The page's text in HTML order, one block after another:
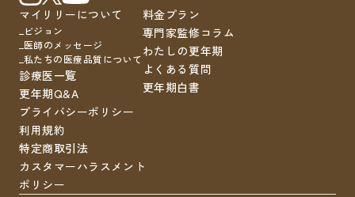
マイリリーについて
ビジョン
医師のメッセージ
私たちの医療品質について
診療医一覧
更年期Q&A
料金プラン
専門家監修コラム
わたしの更年期
よくある質問
更年期白書
プライバシーポリシー
利用規約
特定商取引法
カスタマーハラスメント
ポリシー